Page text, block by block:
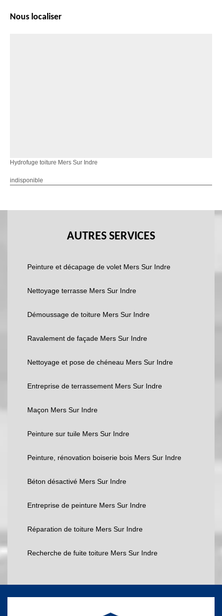
Nous localiser
Hydrofuge toiture Mers Sur Indre
indisponible
AUTRES SERVICES
Peinture et décapage de volet Mers Sur Indre
Nettoyage terrasse Mers Sur Indre
Démoussage de toiture Mers Sur Indre
Ravalement de façade Mers Sur Indre
Nettoyage et pose de chéneau Mers Sur Indre
Entreprise de terrassement Mers Sur Indre
Maçon Mers Sur Indre
Peinture sur tuile Mers Sur Indre
Peinture, rénovation boiserie bois Mers Sur Indre
Béton désactivé Mers Sur Indre
Entreprise de peinture Mers Sur Indre
Réparation de toiture Mers Sur Indre
Recherche de fuite toiture Mers Sur Indre